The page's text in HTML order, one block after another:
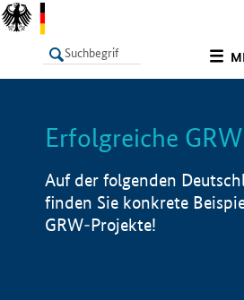
LISTE
Erfolgreiche
Auf der folgenden
finden Sie konkrete
GRW-Projekte!